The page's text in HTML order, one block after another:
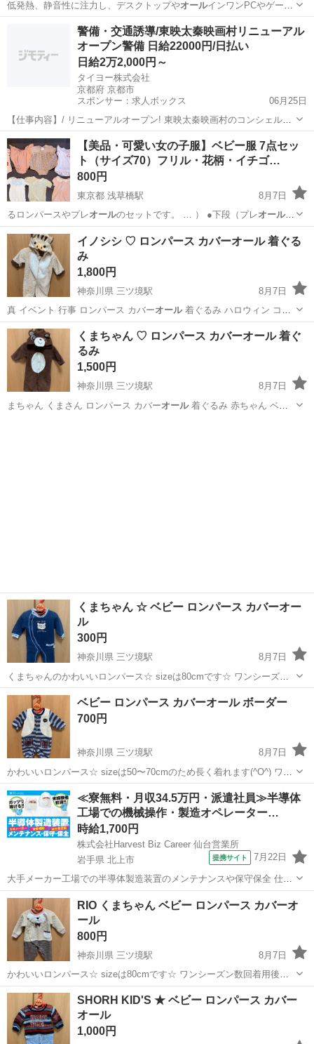
低発熱、静音性に注力し、デスクトップやオールインワンPCやゲーム
機向けに作られた「…
名古屋市 平針駅 PCパーツ ハードディスク
警備・交通誘導/東映太秦映画村リニューアル
オープン警備 日給22000円/日払い
日給2万2,000円～
タイヨー株式会社
京都府 京都市
スポンサー：求人ボックス
06月25日
【仕事内容】/ リニューアルオープン! 東映太秦映画村のコンシェルジ
ュ! お仕事内容 リニューアルオープンする東映太秦映画村での 警備ス
タッフをお願いします! 目指せ!「おもてなし」のできる警備員! 具体的
には…? ・出入管理業務...
アルバイト・パート
【美品・可愛い女の子服】ベビー服 7点セッ
ト（サイズ70）フリル・花柄・イチゴ…
800円
東京都 浅草橋駅
8月7日
るロンパースやプレオール のセットです。 … ） ●下段（プレオール・
カバー 花柄のサンリオプレオール・グリーン×イエ… ロー 小花柄プ
オール（フリル襟付き） …
東京 台東区 浅草橋駅 ベビー用品
イノシシ ♡ ロンパース カバーオール 着ぐる
み
1,800円
神奈川県 三ツ境駅
8月7日
真 イベント 行事 ロンパース カバーオール着ぐるみ ハロウィン コス
プレ 赤ち…
神奈川 横浜市 三ツ境駅 子供用品 イノシシ
くまちゃん ♡ ロンパース カバーオール 着ぐ
るみ
1,500円
神奈川県 三ツ境駅
8月7日
まちゃん くまさん ロンパース カバーオール着ぐるみ 赤ちゃん ベビ
くまちゃん ☆ ベビー ロンパース カバーオー
ル
300円
神奈川県 三ツ境駅
8月7日
くまちゃんのかわいいロンパース☆ sizeは80cmです☆ ワンシーズン
数回着用後、自宅保管していました☆ まだまだ着ていただけると思う
ので、 必要な方いましたらお安くどうぞ♪ くまちゃん くま 北欧 撮影
撮影会 ...
神奈川 横浜市 三ツ境駅 子供用品
ベビー ロンパース カバーオール ボーダー
700円
神奈川県 三ツ境駅
8月7日
かわいいロンパース☆ sizeは50〜70cmのため長く着れます(^O^) ワン
シーズン数回着用後、自宅保管していました☆ 目立った汚れはござい
ませんが毛玉等はございますので気になる方はご遠慮くださいm(._.)m
まだ...
神奈川 横浜市 三ツ境駅 子供用品 ロンパース
≪寮無料・月収34.5万円・派遣社員≫半導体
工場での機械操作・製造オペレーター…
時給1,700円
株式会社Harvest Biz Career 仙台営業所
岩手県 北上市
提携サイト 7月22日
大手メーカー工場での半導体製造装置のメンテナンスや保守保全 仕事
内容 ＼フラッシュメモリの製造を行う工場で半導体製造装置の保守・
点検のお仕事／ 新工場新設に伴い、請負現場の立ち上げを行います！
※立ち上げ時期目安：2...
岩手 北上市 その他
RIO くまちゃん ベビー ロンパース カバーオ
ール
800円
神奈川県 三ツ境駅
8月7日
かわいいロンパース☆ sizeは80cmです☆ ワンシーズン数回着用後、
自宅保管していました☆ 目立った汚れはございませんが毛玉等はござ
いますので気になる方はご遠慮くださいm(._.)m まだまだ着ていただ
けると思うので...
神奈川 横浜市 子供用品
SHORH KID'S ★ ベビー ロンパース カバー
オール
1,000円